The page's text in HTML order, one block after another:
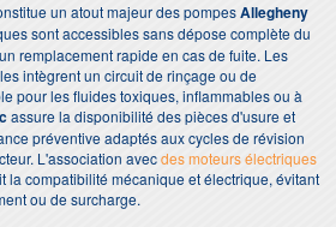
un atout majeur des pompesAllegheny
sont accessibles sans dépose complète du
remplacement rapide en cas de fuite. Les
intègrent un circuit de rinçage ou de
pour les fluides toxiques, inflammables ou à
assure la disponibilité des pièces d'usure et
préventive adaptés aux cycles de révision
L'association avecdes moteurs électriques
la compatibilité mécanique et électrique, évitant
ou de surcharge.